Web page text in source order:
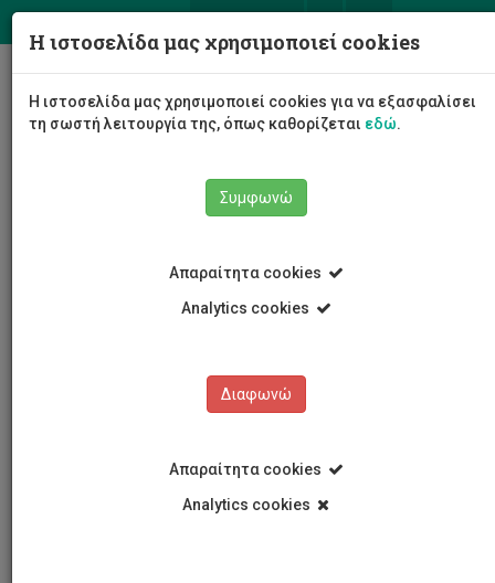
Η ιστοσελίδα μας χρησιμοποιεί cookies
Η ιστοσελίδα μας χρησιμοποιεί cookies για να εξασφαλίσει
τη σωστή λειτουργία της, όπως καθορίζεται εδώ.
Συμφωνώ
Απαραίτητα cookies
Analytics cookies
Διαφωνώ
Απαραίτητα cookies
Analytics cookies